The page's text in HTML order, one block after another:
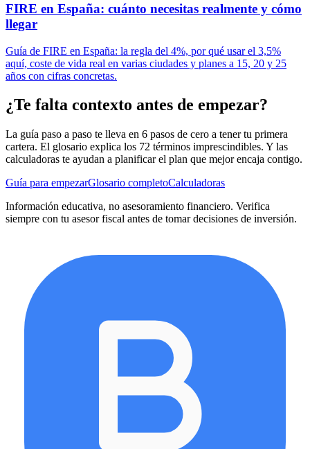
FIRE en España: cuánto necesitas realmente y cómo
llegar
Guía de FIRE en España: la regla del 4%, por qué usar el 3,5%
aquí, coste de vida real en varias ciudades y planes a 15, 20 y 25
años con cifras concretas.
¿Te falta contexto antes de empezar?
La guía paso a paso te lleva en 6 pasos de cero a tener tu primera
cartera. El glosario explica los 72 términos imprescindibles. Y las
calculadoras te ayudan a planificar el plan que mejor encaja contigo.
Guía para empezarGlosario completoCalculadoras
Información educativa, no asesoramiento financiero. Verifica
siempre con tu asesor fiscal antes de tomar decisiones de inversión.